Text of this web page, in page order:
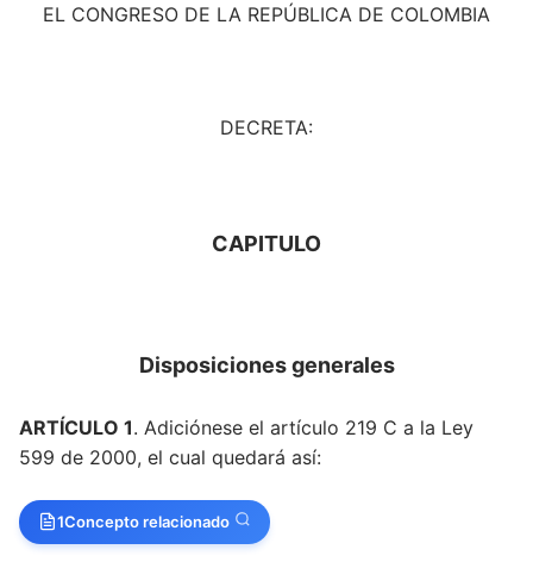
EL CONGRESO DE LA REPÚBLICA DE COLOMBIA
DECRETA:
CAPITULO
Disposiciones generales
ARTÍCULO 1. Adiciónese el artículo 219 C a la Ley
599 de 2000, el cual quedará así:
1Concepto relacionado